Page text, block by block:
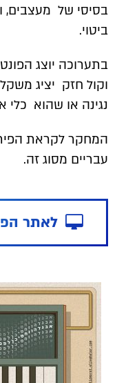
בסיסי של מעצבים,
ביטוי.
בתערוכה יוצג
וקול חזק יציג
נגינה או שהוא כלי
המחקר לקראת
עבריים מסוג זה.
desktop
לאתר